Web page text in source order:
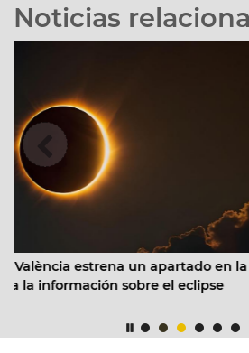
Noticias
en la
La última base de la
de innovación que